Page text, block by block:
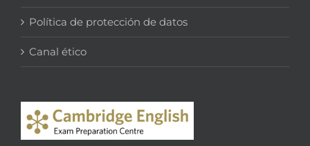
Política de protección de datos
Canal ético